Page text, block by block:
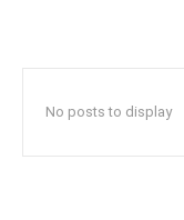
No posts to display